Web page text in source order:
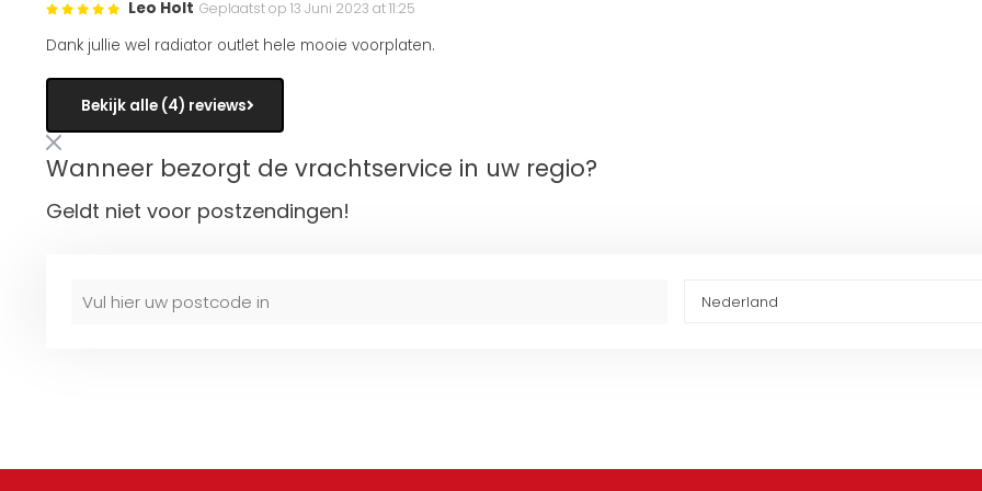
Leo Holt Geplaatst op 13 Juni 2023 at 11:25
Dank jullie wel radiator outlet hele mooie voorplaten.
Bekijk alle (4) reviews
Wanneer bezorgt de vrachtservice in uw regio?
Geldt niet voor postzendingen!